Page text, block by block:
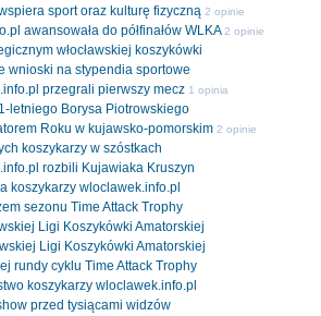
sport oraz kulturę fizyczną 2 opinie
awansowała do półfinałów WLKA 2 opinie
włocławskiej koszykówki
wnioski na stypendia sportowe
przegrali pierwszy mecz 1 opinia
letniego Borysa Piotrowskiego
Roku w kujawsko-pomorskim 2 opinie
koszykarzy w szóstkach
rozbili Kujawiaka Kruszyn
koszykarzy wloclawek.info.pl
sezonu Time Attack Trophy
Ligi Koszykówki Amatorskiej
Ligi Koszykówki Amatorskiej
rundy cyklu Time Attack Trophy
koszykarzy wloclawek.info.pl
przed tysiącami widzów